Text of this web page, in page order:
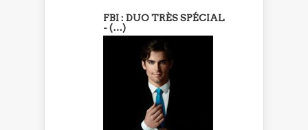
FBI : DUO TRÈS SPÉCIAL
- (…)